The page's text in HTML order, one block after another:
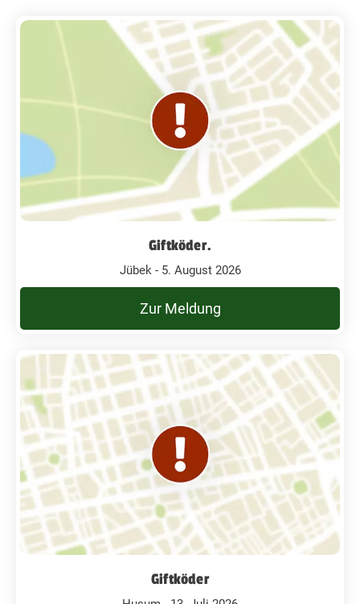
Giftköder.
Jübek - 5. August 2026
Zur Meldung
Giftköder